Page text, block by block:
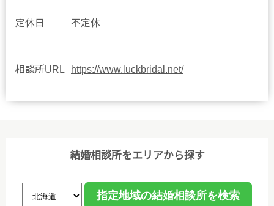
定休日 不定休
相談所URL https://www.luckbridal.net/
結婚相談所をエリアから探す